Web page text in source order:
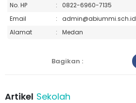
No. HP
:
0822-6960-7135
Email
:
admin@abiummi.sch.id
Alamat
: Medan
Bagikan :
Artikel Sekolah